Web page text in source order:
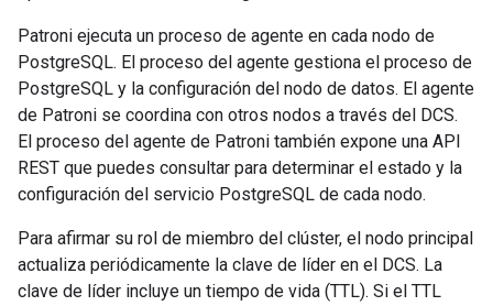
Patroni ejecuta un proceso de agente en cada nodo de
PostgreSQL. El proceso del agente gestiona el proceso de
PostgreSQL y la configuración del nodo de datos. El agente
de Patroni se coordina con otros nodos a través del DCS.
El proceso del agente de Patroni también expone una API
REST que puedes consultar para determinar el estado y la
configuración del servicio PostgreSQL de cada nodo.
Para afirmar su rol de miembro del clúster, el nodo principal
actualiza periódicamente la clave de líder en el DCS. La
clave de líder incluye un tiempo de vida (TTL). Si el TTL